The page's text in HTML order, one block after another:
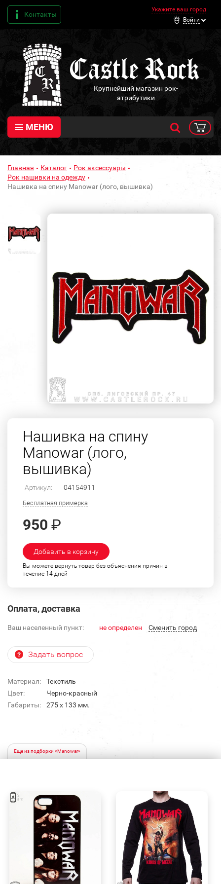
Контакты
Укажите ваш город
Войти
Крупнейший магазин рок-
атрибутики
МЕНЮ
Главная Каталог
Рок аксессуары
Рок нашивки на одежду
Нашивка на спину Manowar (лого, вышивка)
Нашивка на спину
Manowar (лого,
вышивка)
Артикул: 04154911
Бесплатная примерка
950 ₽
Добавить в корзину
Вы можете вернуть товар без объяснения причин в
течение 14 дней
Оплата, доставка
Ваш населенный пункт: не определен Cменить город
Задать вопрос
Материал:
Текстиль
Цвет:
Черно-красный
Габариты:
275 х 133 мм.
Еще из подборки «Manowar»